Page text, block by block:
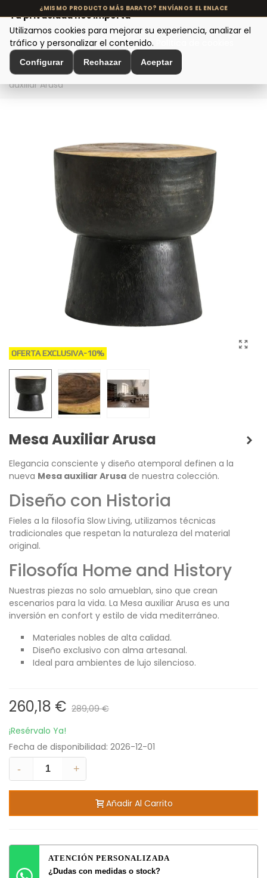
MENÚ
Inicio > Mesas de diseño > Mesas auxiliares
auxiliar Arusa
OFERTA EXCLUSIVA-10%
Mesa Auxiliar Arusa
Elegancia consciente y diseño atemporal definen a la
nueva Mesa auxiliar Arusa de nuestra colección.
Diseño con Historia
Fieles a la filosofía Slow Living, utilizamos técnicas
tradicionales que respetan la naturaleza del material
original.
Filosofía Home and History
Nuestras piezas no solo amueblan, sino que crean
escenarios para la vida. La Mesa auxiliar Arusa es una
inversión en confort y estilo de vida mediterráneo.
Materiales nobles de alta calidad.
Diseño exclusivo con alma artesanal.
Ideal para ambientes de lujo silencioso.
260,18 € 289,09 €
¡Resérvalo Ya!
Fecha de disponibilidad: 2026-12-01
-
+
Añadir Al Carrito
ATENCIÓN PERSONALIZADA
¿Dudas con medidas o stock?
Tu privacidad nos importa
Utilizamos cookies para mejorar su experiencia, analizar el
tráfico y personalizar el contenido.
Configurar Rechazar Aceptar